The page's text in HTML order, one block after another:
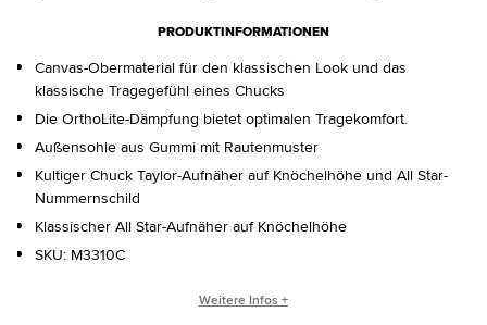
PRODUKTINFORMATIONEN
Canvas-Obermaterial für den klassischen Look und das
klassische Tragegefühl eines Chucks
Die OrthoLite-Dämpfung bietet optimalen Tragekomfort.
Außensohle aus Gummi mit Rautenmuster
Kultiger Chuck Taylor-Aufnäher auf Knöchelhöhe und All Star-
Nummernschild
Klassischer All Star-Aufnäher auf Knöchelhöhe
SKU: M3310C
WER IST CHUCK TAYLOR?
Weitere Infos +